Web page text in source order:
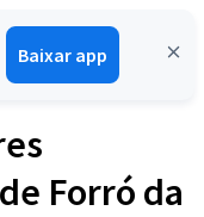
Baixar app
Entrar
Forró da